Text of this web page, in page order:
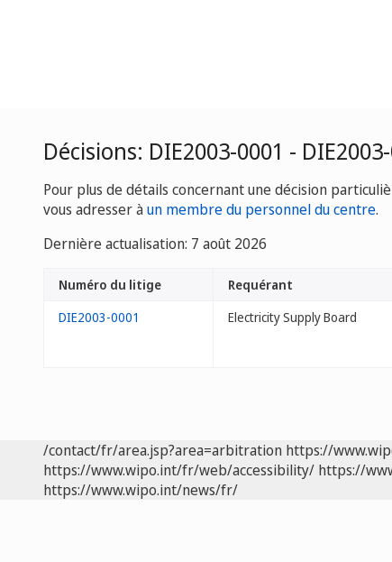
Décisions: DIE2003-0001 -
Pour plus de détails concernant une décision
vous adresser àun membre du personnel du centre.
Dernière actualisation: 7 août 2026
Numéro du litige Requérant
DIE2003-0001
Electricity Supply Board
/contact/fr/area.jsp?area=arbitration https://
https://www.wipo.int/fr/web/accessibility/ https://
https://www.wipo.int/news/fr/